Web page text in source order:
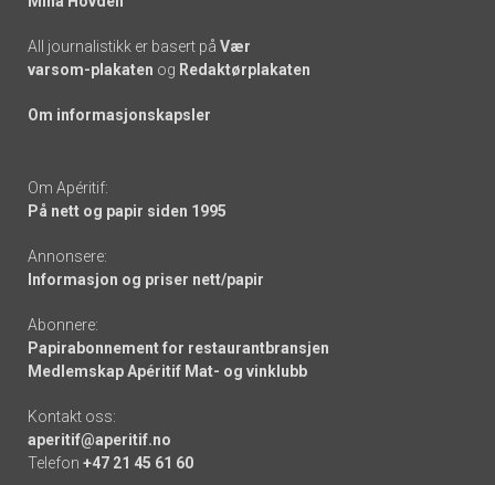
All journalistikk er basert på Vær
varsom-plakaten og Redaktørplakaten
Om informasjonskapsler
Om Apéritif:
På nett og papir siden 1995
Annonsere:
Informasjon og priser nett/papir
Abonnere:
Papirabonnement for restaurantbransjen
Medlemskap Apéritif Mat- og vinklubb
Kontakt oss:
aperitif@aperitif.no
Telefon +47 21 45 61 60